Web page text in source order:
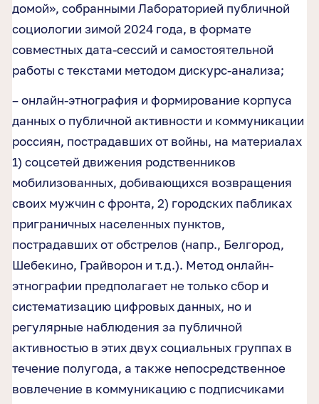
домой», собранными Лабораторией публичной
социологии зимой 2024 года, в формате
совместных дата-сессий и самостоятельной
работы с текстами методом дискурс-анализа;
– онлайн-этнография и формирование корпуса
данных о публичной активности и коммуникации
россиян, пострадавших от войны, на материалах
1) соцсетей движения родственников
мобилизованных, добивающихся возвращения
своих мужчин с фронта, 2) городских пабликах
приграничных населенных пунктов,
пострадавших от обстрелов (напр., Белгород,
Шебекино, Грайворон и т.д.). Метод онлайн-
этнографии предполагает не только сбор и
систематизацию цифровых данных, но и
регулярные наблюдения за публичной
активностью в этих двух социальных группах в
течение полугода, а также непосредственное
вовлечение в коммуникацию с подписчиками